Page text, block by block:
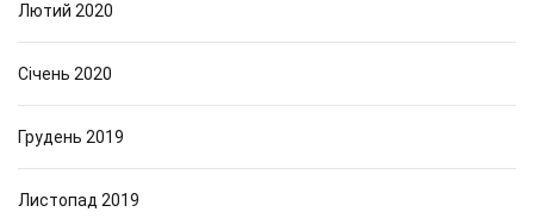
Лютий 2020
Січень 2020
Грудень 2019
Листопад 2019